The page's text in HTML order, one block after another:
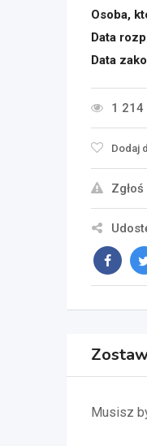
Osoba,
Data
Data
1 214
Dodaj
Musisz